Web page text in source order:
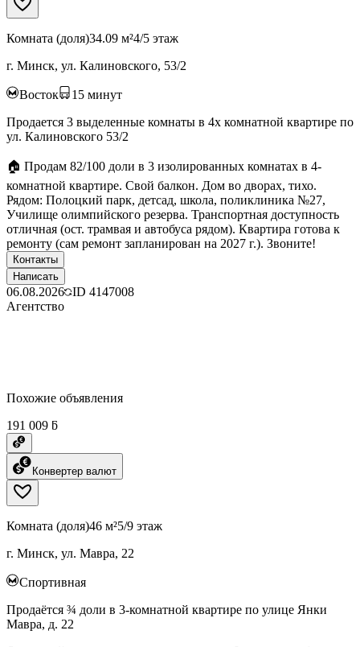
Комната (доля)34.09 м²4/5 этаж
г. Минск, ул. Калиновского, 53/2
Восток 15 минут
Продается 3 выделенные комнаты в 4х комнатной квартире по
ул. Калиновского 53/2
🏠 Продам 82/100 доли в 3 изолированных комнатах в 4-
комнатной квартире. Свой балкон. Дом во дворах, тихо.
Рядом: Полоцкий парк, детсад, школа, поликлиника №27,
Училище олимпийского резерва. Транспортная доступность
отличная (ост. трамвая и автобуса рядом). Квартира готова к
ремонту (сам ремонт запланирован на 2027 г.). Звоните!
Контакты
Написать
06.08.2026 ID 4147008
Агентство
Похожие объявления
191 009 ƃ
Конвертер валют
Комната (доля)46 м²5/9 этаж
г. Минск, ул. Мавра, 22
Спортивная
Продаётся ¾ доли в 3-комнатной квартире по улице Янки
Мавра, д. 22